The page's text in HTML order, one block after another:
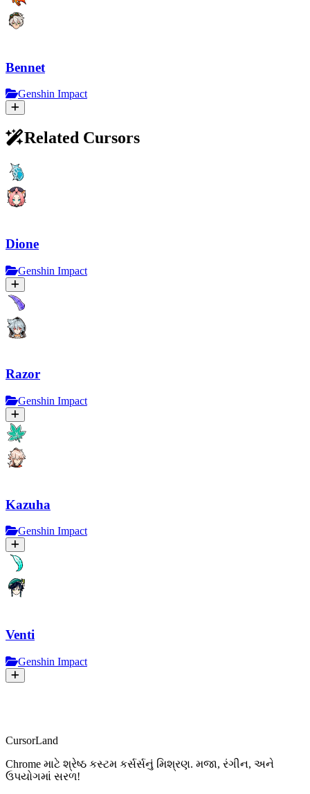
Bennet
Genshin Impact
Related Cursors
Dione
Genshin Impact
Razor
Genshin Impact
Kazuha
Genshin Impact
Venti
Genshin Impact
CursorLand
Chrome માટે શ્રેષ્ઠ કસ્ટમ કર્સર્સનું મિશ્રણ. મજા, રંગીન, અને
ઉપયોગમાં સરળ!